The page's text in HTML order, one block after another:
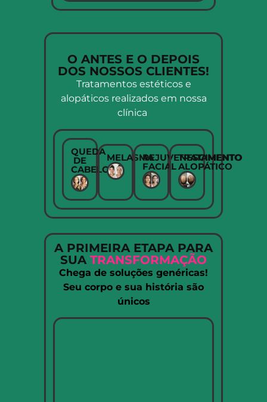
O ANTES E O DEPOIS
DOS NOSSOS CLIENTES!
Tratamentos estéticos e
alopáticos realizados em nossa
clínica
QUEDA
DE
CABELOS
MELASMAREJUVENESCIMENTO
FACIAL
TRATAMENTO
ALOPÁTICO
A PRIMEIRA ETAPA PARA
SUA TRANSFORMAÇÃO
Chega de soluções genéricas!
Seu corpo e sua história são
únicos